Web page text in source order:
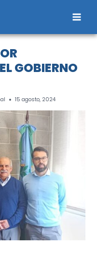
GOBIERNO
15 agosto, 2024